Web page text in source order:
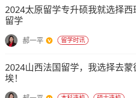
2024太原留学专升硕我就选择西
留学
郝一平 留学时讯
2024山西法国留学，我选择去蒙
埃！